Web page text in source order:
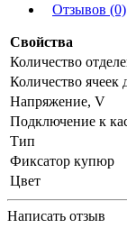
Отзывов (0)
Свойства
Количество
Количество ячеек
Напряжение, V
Подключение к
Тип
Фиксатор купюр
Цвет
Написать отзыв